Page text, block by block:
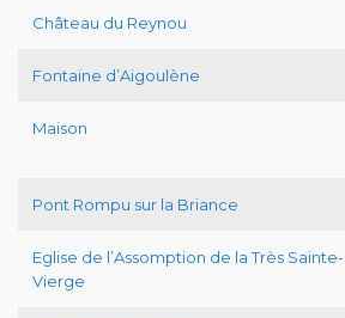
Château du Reynou
Fontaine d’Aigoulène
Maison
Pont Rompu sur la Briance
Eglise de l’Assomption de la Très Sainte-
Vierge